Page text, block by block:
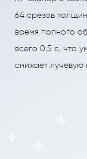
64 срезов
время полного
всего 0,5 с, что
снижает лучевую